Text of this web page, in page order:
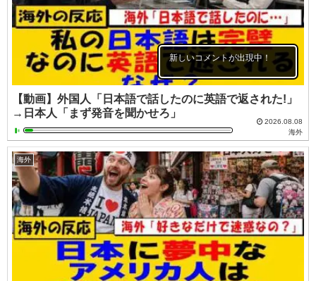
新しいコメントが出現中！
【動画】外国人「日本語で話したのに英語で返された!」
→日本人「まず発音を聞かせろ」
2026.08.08
海外
海外